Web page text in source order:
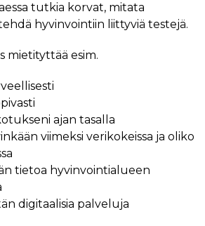
tutkia korvat, mitata
hyvinvointiin liittyviä testejä.
mietityttää esim.
ajan tasalla
viimeksi verikokeissa ja oliko
tietoa hyvinvointialueen
digitaalisia palveluja